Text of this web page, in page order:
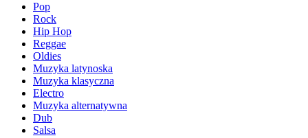
Pop
Rock
Hip Hop
Reggae
Oldies
Muzyka latynoska
Muzyka klasyczna
Electro
Muzyka alternatywna
Dub
Salsa